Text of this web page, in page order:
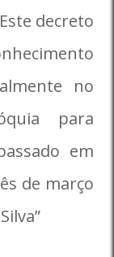
decreto
no
para
em
de março